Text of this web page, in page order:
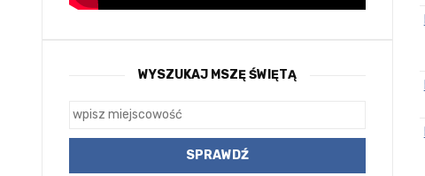
WYSZUKAJ MSZĘ ŚWIĘTĄ